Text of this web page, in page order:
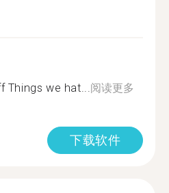
Things we hat...阅读更多
下载软件